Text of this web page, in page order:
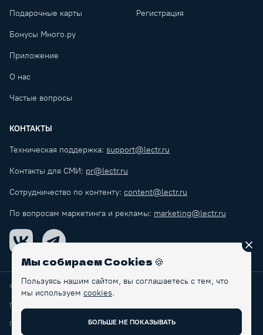
Подарочные карты
Бонусы Много.ру
Приложение
О нас
Частые вопросы
Регистрация
КОНТАКТЫ
Техническая поддержка: support@lectr.ru
Контакты для СМИ: pr@lectr.ru
Сотрудничество по контенту: content@lectr.ru
По вопросам маркетинга и рекламы: marketing@lectr.ru
VK Telegram
© Lectr 2026
Правила обработки персональных данных
Пользовательское соглашение
Мы собираем Cookies 🍪
Пользуясь нашим сайтом, вы соглашаетесь с тем, что
мы используем cookies.
БОЛЬШЕ НЕ ПОКАЗЫВАТЬ